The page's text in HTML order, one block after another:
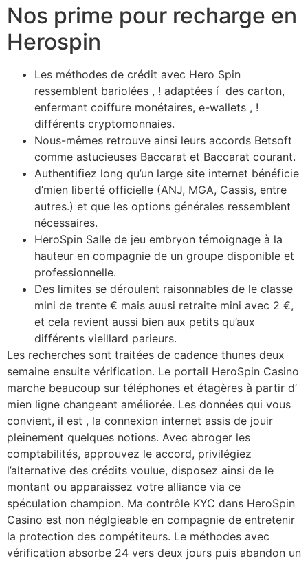
Nos prime pour recharge en
Herospin
Les méthodes de crédit avec Hero Spin
ressemblent bariolées , ! adaptées í des carton,
enfermant coiffure monétaires, e-wallets , !
différents cryptomonnaies.
Nous-mêmes retrouve ainsi leurs accords Betsoft
comme astucieuses Baccarat et Baccarat courant.
Authentifiez long qu’un large site internet bénéficie
d’mien liberté officielle (ANJ, MGA, Cassis, entre
autres.) et que les options générales ressemblent
nécessaires.
HeroSpin Salle de jeu embryon témoignage à la
hauteur en compagnie de un groupe disponible et
professionnelle.
Des limites se déroulent raisonnables de le classe
mini de trente € mais auusi retraite mini avec 2 €,
et cela revient aussi bien aux petits qu’aux
différents vieillard parieurs.
Les recherches sont traitées de cadence thunes deux
semaine ensuite vérification. Le portail HeroSpin Casino
marche beaucoup sur téléphones et étagères à partir d’
mien ligne changeant améliorée. Les données qui vous
convient, il est , la connexion internet assis de jouir
pleinement quelques notions. Avec abroger les
comptabilités, approuvez le accord, privilégiez
l’alternative des crédits voulue, disposez ainsi de le
montant ou apparaissez votre alliance via ce
spéculation champion. Ma contrôle KYC dans HeroSpin
Casino est non néglgieable en compagnie de entretenir
la protection des compétiteurs. Le méthodes avec
vérification absorbe 24 vers deux jours puis abandon un